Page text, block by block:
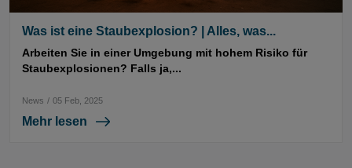
Was ist eine Staubexplosion? | Alles, was...
Arbeiten Sie in einer Umgebung mit hohem Risiko für
Staubexplosionen? Falls ja,...
News / 05 Feb, 2025
Mehr lesen